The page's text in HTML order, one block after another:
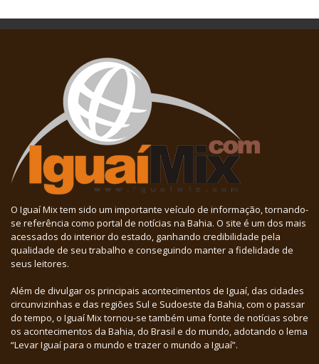
O Iguaí Mix tem sido um importante veículo de informação, tornando-
se referência como portal de notícias na Bahia. O site é um dos mais
acessados do interior do estado, ganhando credibilidade pela
qualidade de seu trabalho e conseguindo manter a fidelidade de
seus leitores.
Além de divulgar os principais acontecimentos de Iguaí, das cidades
circunvizinhas e das regiões Sul e Sudoeste da Bahia, com o passar
do tempo, o Iguaí Mix tornou-se também uma fonte de notícias sobre
os acontecimentos da Bahia, do Brasil e do mundo, adotando o lema
“Levar Iguaí para o mundo e trazer o mundo a Iguaí”.